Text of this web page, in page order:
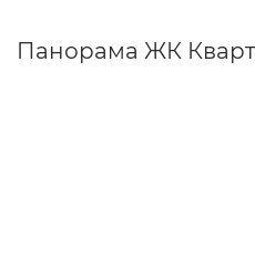
Панорама ЖК